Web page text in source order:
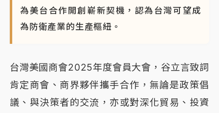
為美台合作開創嶄新契機，認為台灣可望成
為防衛產業的生產樞紐。
台灣美國商會2025年度會員大會，谷立言致詞
肯定商會、商界夥伴攜手合作，無論是政策倡
議、與決策者的交流，亦或對深化貿易、投資